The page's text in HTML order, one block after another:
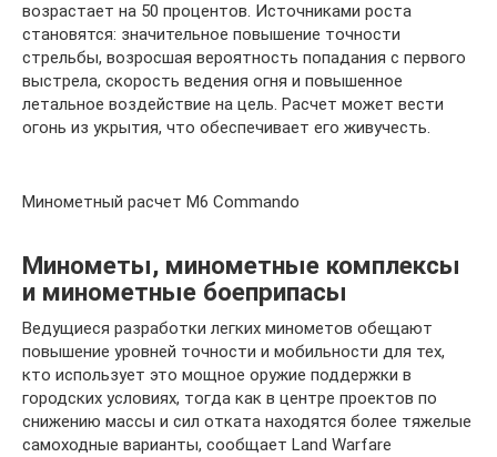
возрастает на 50 процентов. Источниками роста
становятся: значительное повышение точности
стрельбы, возросшая вероятность попадания с первого
выстрела, скорость ведения огня и повышенное
летальное воздействие на цель. Расчет может вести
огонь из укрытия, что обеспечивает его живучесть.
Минометный расчет М6 Commando
Минометы, минометные комплексы
и минометные боеприпасы
Ведущиеся разработки легких минометов обещают
повышение уровней точности и мобильности для тех,
кто использует это мощное оружие поддержки в
городских условиях, тогда как в центре проектов по
снижению массы и сил отката находятся более тяжелые
самоходные варианты, сообщает Land Warfare